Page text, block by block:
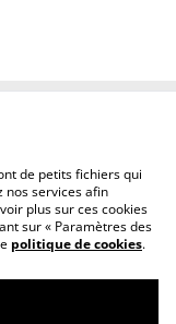
de cookies
de petits fichiers qui
nos services afin
plus sur ces cookies
sur « Paramètres des
politique de cookies.